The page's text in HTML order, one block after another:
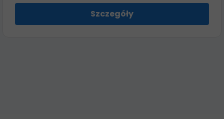
Szczegóły